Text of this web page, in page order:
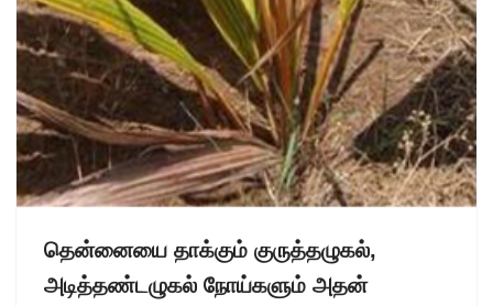
தென்னையை தாக்கும் குருத்தழுகல்,
அடித்தண்டழுகல் நோய்களும் அதன்